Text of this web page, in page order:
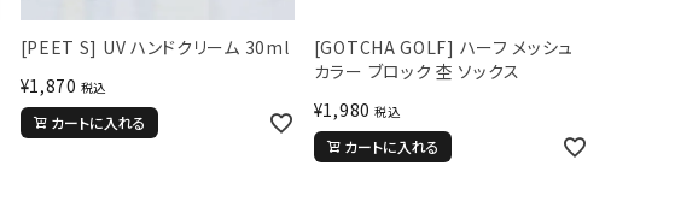
[PEET S] UV ハンドクリーム 30ml
¥1,870 税込
カートに入れる
[GOTCHA GOLF] ハーフ メッシュ
カラー ブロック 杢 ソックス
¥1,980 税込
カートに入れる